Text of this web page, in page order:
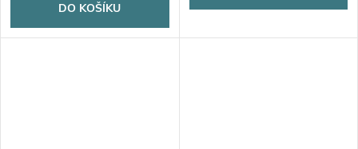
DO KOŠÍKU